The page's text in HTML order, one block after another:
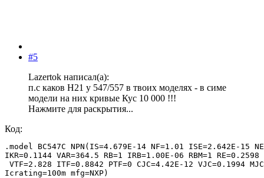
#5
Lazertok написал(а):
п.с каков Н21 у 547/557 в твоих моделях - в симе
модели на них кривые Кус 10 000 !!!
Нажмите для раскрытия...
Код:
.model BC547C NPN(IS=4.679E-14 NF=1.01 ISE=2.642E-15
IKR=0.1144 VAR=364.5 RB=1 IRB=1.00E-06 RBM=1
VTF=2.828 ITF=0.8842 PTF=0 CJC=4.42E-12 VJC=0.1994
Icrating=100m mfg=NXP)